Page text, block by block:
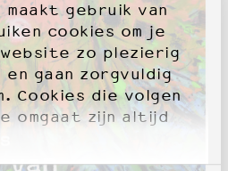
gebruik van
cookies om je
zo plezierig
en gaan zorgvuldig
Cookies die volgen
omgaat zijn altijd